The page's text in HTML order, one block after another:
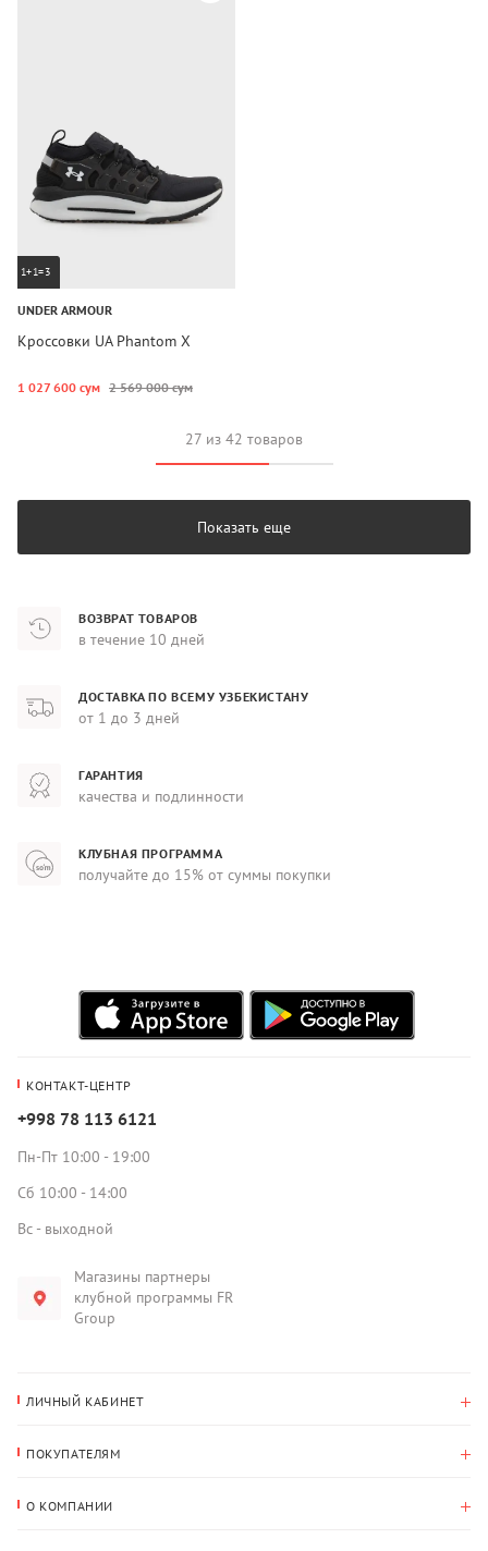
1+1=3
UNDER ARMOUR
Кроссовки UA Phantom X
1 027 600 сум 2 569 000 сум
27 из 42 товаров
Показать еще
ВОЗВРАТ ТОВАРОВ
в течение 10 дней
ДОСТАВКА ПО ВСЕМУ УЗБЕКИСТАНУ
от 1 до 3 дней
ГАРАНТИЯ
качества и подлинности
КЛУБНАЯ ПРОГРАММА
получайте до 15% от суммы покупки
КОНТАКТ-ЦЕНТР
+998 78 113 6121
Пн-Пт 10:00 - 19:00
Сб 10:00 - 14:00
Вс - выходной
Магазины партнеры
клубной программы FR
Group
ЛИЧНЫЙ КАБИНЕТ
Адрес для доставки
ПОКУПАТЕЛЯМ
О КОМПАНИИ